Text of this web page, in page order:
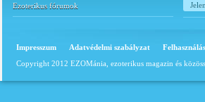
Ezoterikus fórumok
Impresszum Adatvédelmi szabályzat
Copyright 2012 EZOMánia, ezoterikus magazin és